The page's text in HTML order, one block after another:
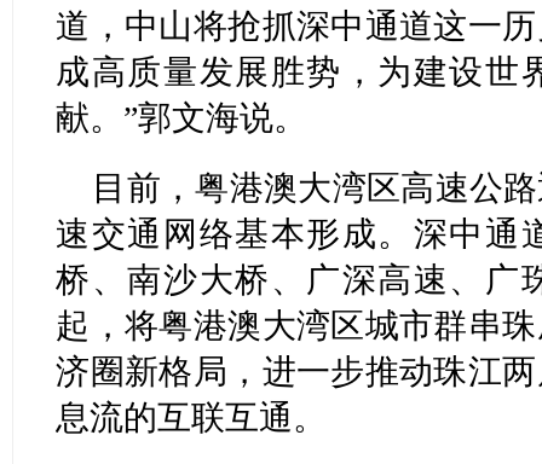
道，中山将抢抓深中通道这一
成高质量发展胜势，为建设世
献。”郭文海说。
目前，粤港澳大湾区高速公
速交通网络基本形成。深中通
桥、南沙大桥、广深高速、广
起，将粤港澳大湾区城市群串
济圈新格局，进一步推动珠江
息流的互联互通。